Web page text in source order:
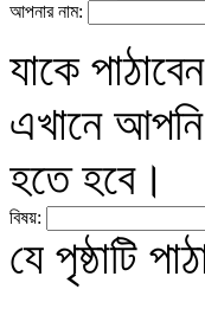
আপনার নাম:
যাকে
এখানে
হতে হবে।
বিষয়:
যে পৃষ্ঠাটি